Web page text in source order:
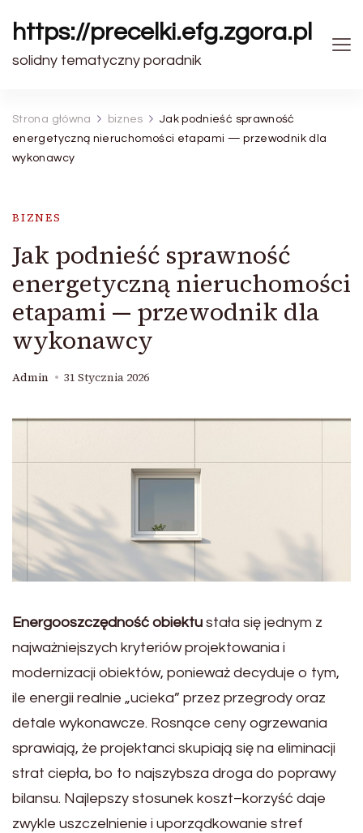
https://precelki.efg.zgora.pl
solidny tematyczny poradnik
Strona główna biznes
Jak podnieść sprawność
energetyczną nieruchomości etapami — przewodnik dla
wykonawcy
BIZNES
Jak podnieść sprawność
energetyczną nieruchomości
etapami — przewodnik dla
wykonawcy
Admin 31 Stycznia 2026
Energooszczędność obiektu stała się jednym z
najważniejszych kryteriów projektowania i
modernizacji obiektów, ponieważ decyduje o tym,
ile energii realnie „ucieka” przez przegrody oraz
detale wykonawcze. Rosnące ceny ogrzewania
sprawiają, że projektanci skupiają się na eliminacji
strat ciepła, bo to najszybsza droga do poprawy
bilansu. Najlepszy stosunek koszt–korzyść daje
zwykle uszczelnienie i uporządkowanie stref